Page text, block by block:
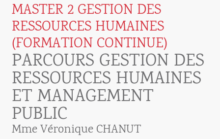
MASTER 2 GESTION DES
RESSOURCES HUMAINES
(FORMATION CONTINUE)
PARCOURS GESTION DES
RESSOURCES HUMAINES
ET MANAGEMENT
PUBLIC
Mme Véronique CHANUT